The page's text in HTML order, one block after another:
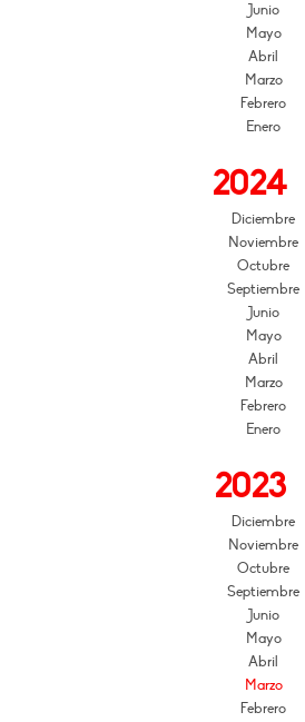
Junio
Mayo
Abril
Marzo
Febrero
Enero
2024
Diciembre
Noviembre
Octubre
Septiembre
Junio
Mayo
Abril
Marzo
Febrero
Enero
2023
Diciembre
Noviembre
Octubre
Septiembre
Junio
Mayo
Abril
Marzo
Febrero